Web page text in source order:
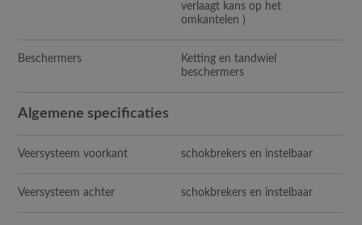
verlaagt kans op het
omkantelen )
Beschermers
Ketting en tandwiel
beschermers
Algemene specificaties
Veersysteem voorkant schokbrekers en instelbaar
Veersysteem achter schokbrekers en instelbaar